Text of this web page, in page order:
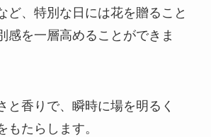
ど、特別な日には花を贈ること
感を一層高めることができま
と香りで、瞬時に場を明るく
もたらします。